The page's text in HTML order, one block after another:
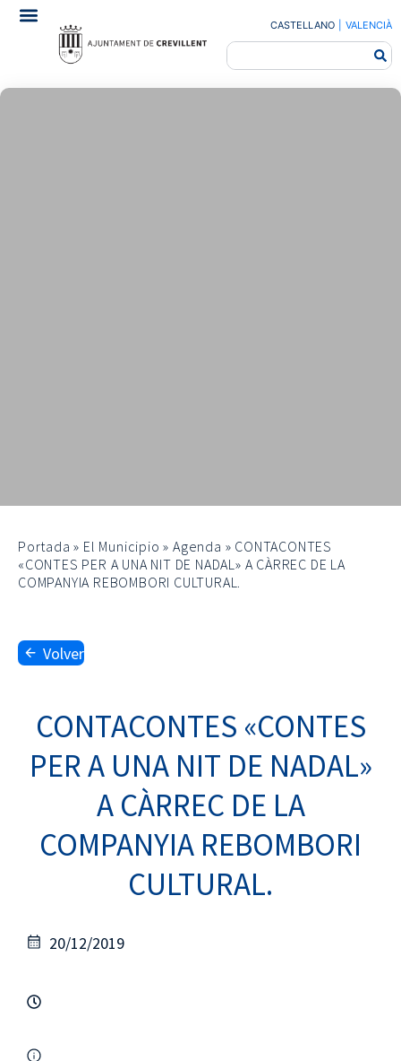
CASTELLANO VALENCIÀ
Portada » El Municipio »Agenda » CONTACONTES
«CONTES PER A UNA NIT DE NADAL» A CÀRREC DE LA
COMPANYIA REBOMBORI CULTURAL.
Volver
CONTACONTES «CONTES
PER A UNA NIT DE NADAL»
A CÀRREC DE LA
COMPANYIA REBOMBORI
CULTURAL.
20/12/2019